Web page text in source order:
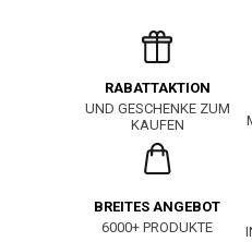
RABATTAKTION
UND GESCHENKE ZUM
KAUFEN
BREITES ANGEBOT
6000+ PRODUKTE